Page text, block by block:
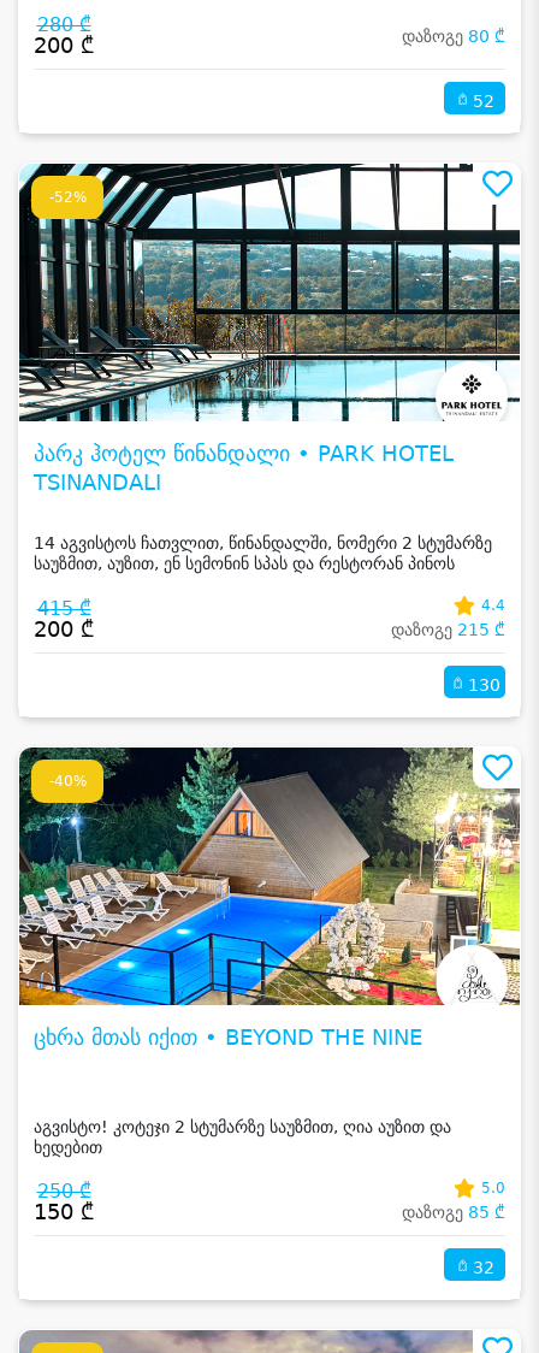
280 ₾
200 ₾ დაზოგე 80 ₾
52
-52%
პარკ ჰოტელ წინანდალი • PARK HOTEL
TSINANDALI
14 აგვისტოს ჩათვლით, წინანდალში, ნომერი 2 სტუმარზე
საუზმით, აუზით, ენ სემონინ სპას და რესტორან პინოს
415 ₾
200 ₾
4.4
დაზოგე 215 ₾
130
-40%
ცხრა მთას იქით • BEYOND THE NINE
აგვისტო! კოტეჯი 2 სტუმარზე საუზმით, ღია აუზით და
ხედებით
250 ₾
150 ₾
5.0
დაზოგე 85 ₾
32